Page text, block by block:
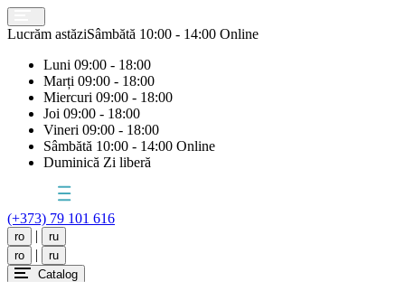
Lucrăm astăziSâmbătă 10:00 - 14:00 Online
Luni 09:00 - 18:00
Marți 09:00 - 18:00
Miercuri 09:00 - 18:00
Joi 09:00 - 18:00
Vineri 09:00 - 18:00
Sâmbătă 10:00 - 14:00 Online
Duminică Zi liberă
(+373) 79 101 616
ro |
ru
ro
|
ru
Catalog